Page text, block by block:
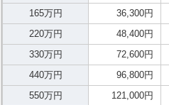
165万円
36,300円
220万円
48,400円
330万円
72,600円
440万円
96,800円
550万円
121,000円